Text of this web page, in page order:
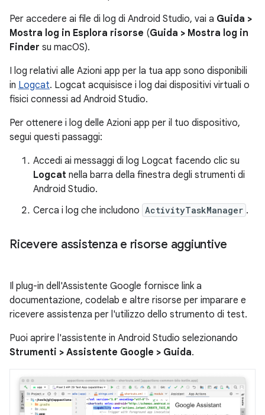
Per accedere ai file di log di Android Studio, vai a Guida >
Mostra log in Esplora risorse (Guida > Mostra log in
Finder su macOS).
I log relativi alle Azioni app per la tua app sono disponibili
in Logcat. Logcat acquisisce i log dai dispositivi virtuali o
fisici connessi ad Android Studio.
Per ottenere i log delle Azioni app per il tuo dispositivo,
segui questi passaggi:
Accedi ai messaggi di log Logcat facendo clic su
Logcat nella barra della finestra degli strumenti di
Android Studio.
Cerca i log che includono ActivityTaskManager .
Ricevere assistenza e risorse aggiuntive
Il plug-in dell'Assistente Google fornisce link a
documentazione, codelab e altre risorse per imparare e
ricevere assistenza per l'utilizzo dello strumento di test.
Puoi aprire l'assistente in Android Studio selezionando
Strumenti > Assistente Google > Guida.